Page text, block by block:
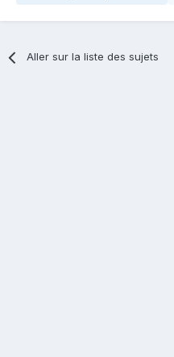
Aller sur la liste des sujets